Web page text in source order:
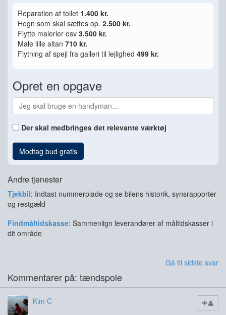
Reparation af toilet 1.400 kr.
Hegn som skal sættes op. 2.500 kr.
Flytte malerier osv 3.500 kr.
Male lille altan 710 kr.
Flytning af spejl fra galleri til lejlighed 499 kr.
Opret en opgave
Der skal medbringes det relevante værktøj
Modtag bud gratis
Andre tjenester
Tjekbil: Indtast nummerplade og se bilens historik, synsrapporter
og restgæld
Findmåltidskasse: Sammenlign leverandører af måltidskasser i
dit område
Gå til sidste svar
Kommentarer på: tændspole
Kim C